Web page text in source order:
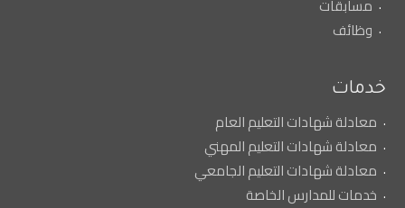
مسابقات
وظائف
خدمات
معادلة شهادات التعليم العام
معادلة شهادات التعليم المهني
معادلة شهادات التعليم الجامعي
خدمات للمدارس الخاصة